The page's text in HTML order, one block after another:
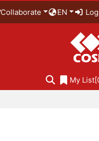
Collaborate EN
My List